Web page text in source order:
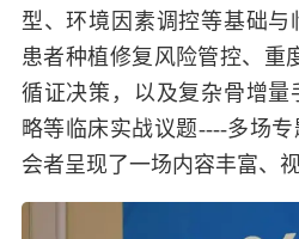
型、环境因素调控等基础与
患者种植修复风险管控、重
循证决策，以及复杂骨增量
略等临床实战议题----多场
会者呈现了一场内容丰富、